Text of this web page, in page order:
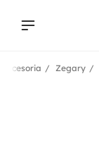
Zegary